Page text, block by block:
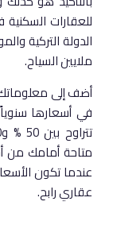
للعقارات
الدولة التركية
ملايين السياح.
أضف إلى
في أسعارها
متاحة أمامك من
عندما تكون
عقاري رابح.